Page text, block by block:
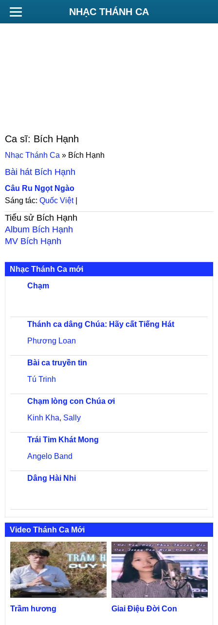
NHẠC THÁNH CA
Ca sĩ: Bích Hạnh
Nhạc Thánh Ca » Bích Hạnh
Bài hát Bích Hạnh
Câu Ru Ngọt Ngào
Sáng tác: Quốc Việt|
Tiểu sử Bích Hạnh
Album Bích Hạnh
MV Bích Hạnh
Nhạc Thánh Ca mới
Chạm
Thánh ca dâng Chúa: Hãy cất Tiếng Hát
Phương Loan
Bài ca truyền tin
Tú Trinh
Chạm lòng con Chúa ơi
Kinh Kha, Sally
Trái Tim Khát Mong
Angelo Band
Dâng Hài Nhi
Video Thánh Ca Mới
Trầm hương Giai Điệu Đời Con